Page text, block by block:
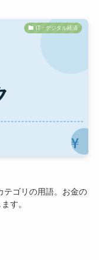
IT・デジタル経済
テゴリの用語。お金の
す。